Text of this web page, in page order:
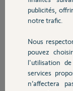
Domotique
Chauffage
Autres
télécommande
Merci d'avance pour
Thomas
Thomas S.
il y a plus de 2
publicités,
notre trafic.
Nous
pouvez
l'utilisation
services
n’affectera